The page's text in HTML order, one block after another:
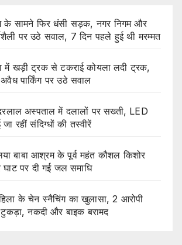
के सामने फिर धंसी सड़क, नगर निगम और
पर उठे सवाल, 7 दिन पहले हुई थी मरम्मत
में खड़ी ट्रक से टकराई कोयला लदी ट्रक,
पार्किंग पर उठे सवाल
अस्पताल में दलालों पर सख्ती, LED
रहीं संदिग्धों की तस्वीरें
बाबा आश्रम के पूर्व महंत कौशल किशोर
घाट पर दी गई जल समाधि
के चेन स्नैचिंग का खुलासा, 2 आरोपी
टुकड़ा, नकदी और बाइक बरामद